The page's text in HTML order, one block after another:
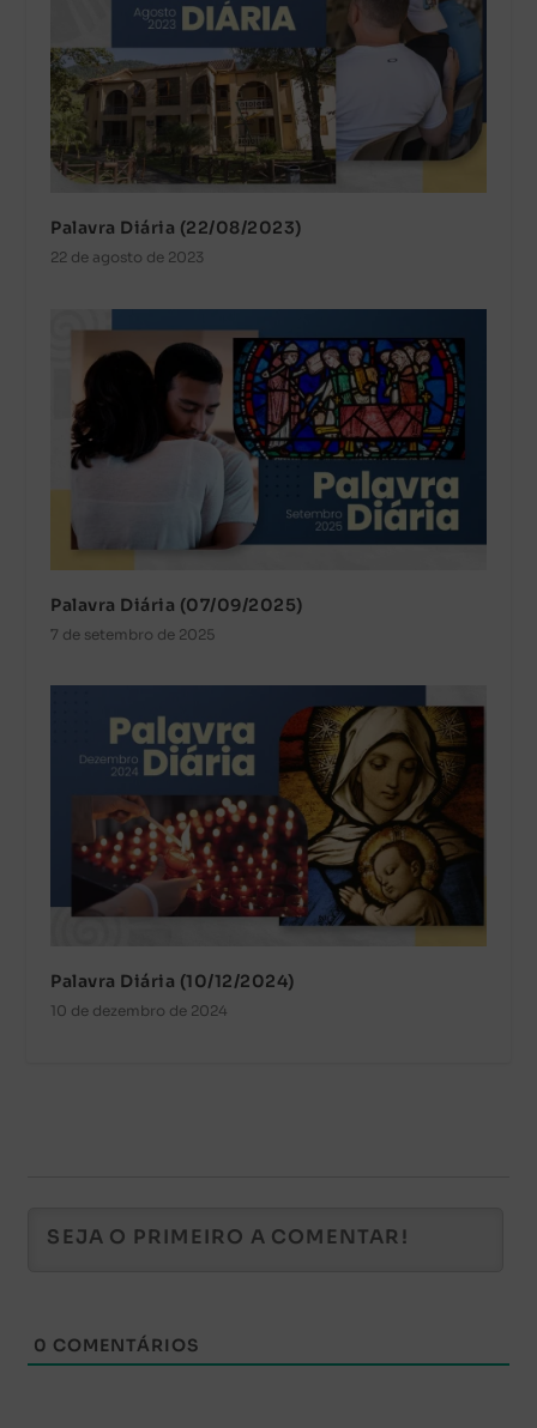
Palavra Diária (22/08/2023)
22 de agosto de 2023
Palavra Diária (07/09/2025)
7 de setembro de 2025
Palavra Diária (10/12/2024)
10 de dezembro de 2024
0 COMENTÁRIOS